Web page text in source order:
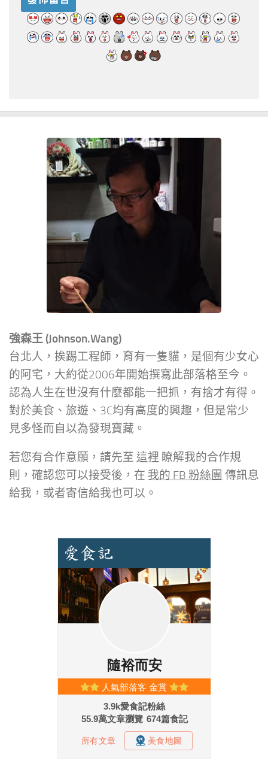
強森王 (Johnson.Wang)
台北人，挨踢工程師，育有一隻貓，是個有少女心
的阿宅，大約從2006年開始撰寫此部落格至今。
認為人生在世沒有什麼都能一把抓，有捨才有得。
對於美食、旅遊、3C均有高度的興趣，但是常少
見多怪而自以為發現寶藏。
若您有合作意願，請先至 這裡 瞭解我的合作規
則，確認您可以接受後，在 我的 FB 粉絲團 傳訊息
給我，或者寄信給我也可以。